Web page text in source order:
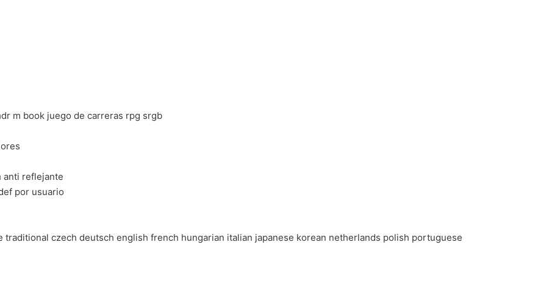
m book juego de carreras rpg srgb
anti reflejante
por usuario
czech deutsch english french hungarian italian japanese korean netherlands polish portuguese